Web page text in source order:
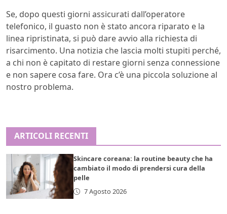
Se, dopo questi giorni assicurati dall’operatore
telefonico, il guasto non è stato ancora riparato e la
linea ripristinata, si può dare avvio alla richiesta di
risarcimento. Una notizia che lascia molti stupiti perché,
a chi non è capitato di restare giorni senza connessione
e non sapere cosa fare. Ora c’è una piccola soluzione al
nostro problema.
ARTICOLI RECENTI
Skincare coreana: la routine beauty che ha
cambiato il modo di prendersi cura della
pelle
7 Agosto 2026